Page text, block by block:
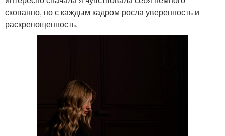
скованно, но с каждым кадром росла уверенность и
раскрепощенность.